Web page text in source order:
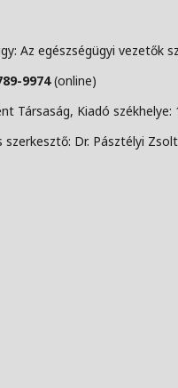
Az egészségügyi vezetők
9974(online)
Társaság, Kiadó
szerkesztő: Dr. Pásztélyi Zsolt